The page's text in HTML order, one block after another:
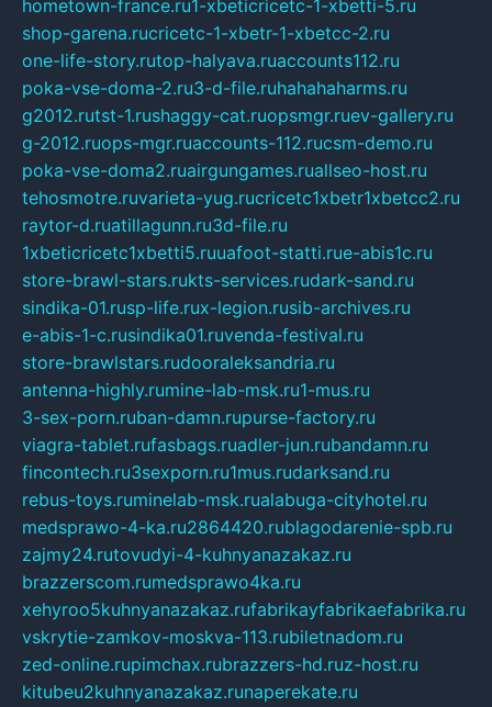
hometown-france.ru1-xbeticricetc-1-xbetti-5.ru
shop-garena.rucricetc-1-xbetr-1-xbetcc-2.ru
one-life-story.rutop-halyava.ruaccounts112.ru
poka-vse-doma-2.ru3-d-file.ruhahahaharms.ru
g2012.rutst-1.rushaggy-cat.ruopsmgr.ruev-gallery.ru
g-2012.ruops-mgr.ruaccounts-112.rucsm-demo.ru
poka-vse-doma2.ruairgungames.ruallseo-host.ru
tehosmotre.ruvarieta-yug.rucricetc1xbetr1xbetcc2.ru
raytor-d.ruatillagunn.ru3d-file.ru
1xbeticricetc1xbetti5.ruuafoot-statti.rue-abis1c.ru
store-brawl-stars.rukts-services.rudark-sand.ru
sindika-01.rusp-life.rux-legion.rusib-archives.ru
e-abis-1-c.rusindika01.ruvenda-festival.ru
store-brawlstars.rudooraleksandria.ru
antenna-highly.rumine-lab-msk.ru1-mus.ru
3-sex-porn.ruban-damn.rupurse-factory.ru
viagra-tablet.rufasbags.ruadler-jun.rubandamn.ru
fincontech.ru3sexporn.ru1mus.rudarksand.ru
rebus-toys.ruminelab-msk.rualabuga-cityhotel.ru
medsprawo-4-ka.ru2864420.rublagodarenie-spb.ru
zajmy24.rutovudyi-4-kuhnyanazakaz.ru
brazzerscom.rumedsprawo4ka.ru
xehyroo5kuhnyanazakaz.rufabrikayfabrikaefabrika.ru
vskrytie-zamkov-moskva-113.rubiletnadom.ru
zed-online.rupimchax.rubrazzers-hd.ruz-host.ru
kitubeu2kuhnyanazakaz.runaperekate.ru